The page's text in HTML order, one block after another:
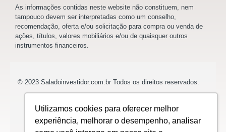
Utilizamos cookies para oferecer melhor
experiência, melhorar o desempenho, analisar
As informações contidas neste website não constituem, nem
tampouco devem ser interpretadas como um conselho,
recomendação, oferta e/ou solicitação para compra ou venda de
ações, títulos, valores mobiliários e/ou de quaisquer outros
instrumentos financeiros.
© 2023 Saladoinvestidor.com.br Todos os direitos reservados.